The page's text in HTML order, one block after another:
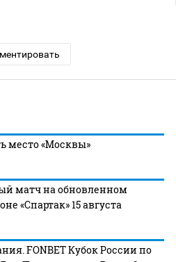
место «Москвы»
матч на обновленном
«Спартак» 15 августа
FONBET Кубок России по